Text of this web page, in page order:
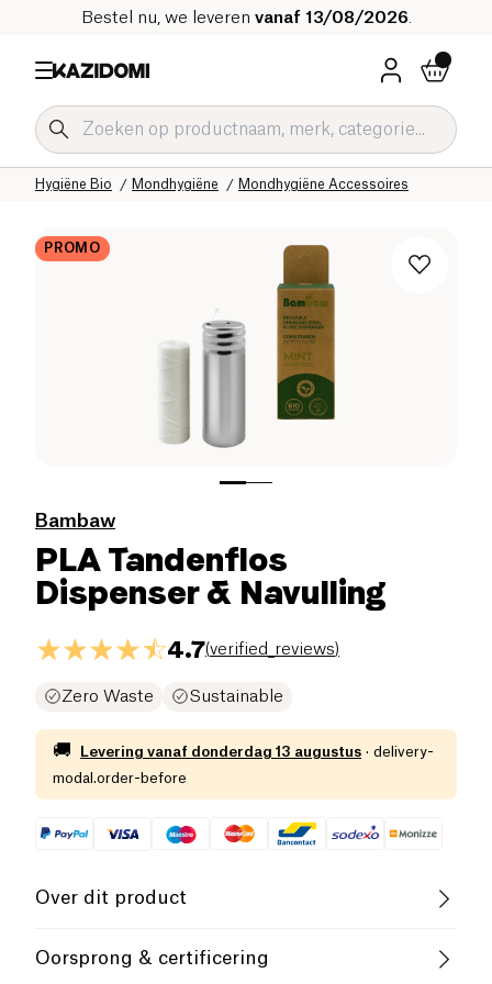
Bestel nu, we leveren vanaf 13/08/2026
Mondhygiëne Accessoires
Mondhygiëne
Hygiëne Bio
Hygiëne & Schoonheid
Onze biologische catalogus
Home
PROMO
Bambaw
PLA Tandenflos
Dispenser & Navulling
4.7(verified_reviews)
Zero Waste Sustainable
🚚 Levering vanaf donderdag 13 augustus · delivery-
modal.order-before
Over dit product
Vegan Vegetarisch
Oorsprong & certificering